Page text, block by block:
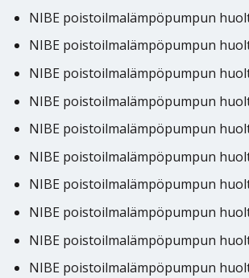
NIBE poistoilmalämpöpumpun
NIBE poistoilmalämpöpumpun
NIBE poistoilmalämpöpumpun
NIBE poistoilmalämpöpumpun
NIBE poistoilmalämpöpumpun
NIBE poistoilmalämpöpumpun
NIBE poistoilmalämpöpumpun
NIBE poistoilmalämpöpumpun
NIBE poistoilmalämpöpumpun
NIBE poistoilmalämpöpumpun